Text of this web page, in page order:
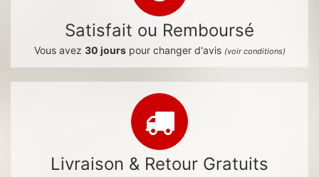
Satisfait ou Remboursé
Vous avez 30 jourspour changer d'avis (voir conditions)
Livraison & Retour Gratuits